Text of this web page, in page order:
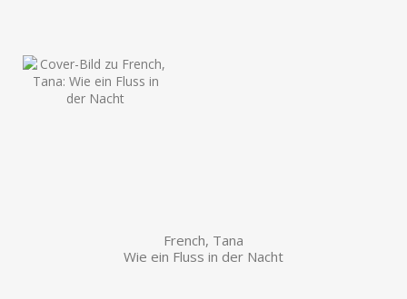
French, Tana
Wie ein Fluss in der Nacht